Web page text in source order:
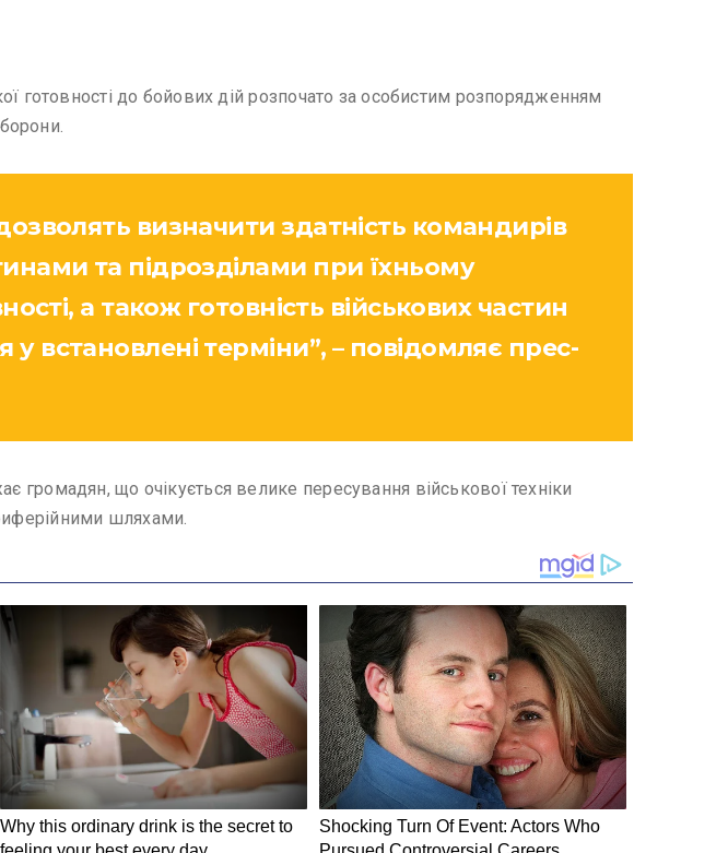
готовності до бойових дій розпочато за особистим розпорядженням
визначити здатність командирів
та підрозділами при їхньому
а також готовність військових частин
встановлені терміни”, – повідомляє прес-
громадян, що очікується велике пересування військової техніки
шляхами.